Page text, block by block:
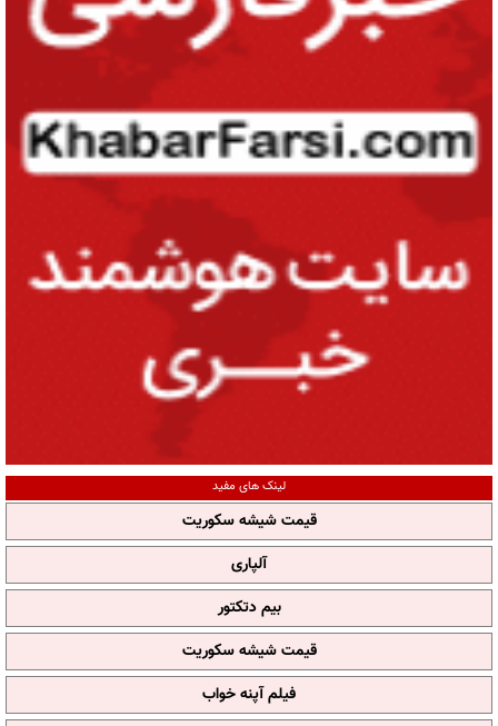
لینک های مفید
قیمت شیشه سکوریت
آلپاری
بیم دتکتور
قیمت شیشه سکوریت
فیلم آپنه خواب